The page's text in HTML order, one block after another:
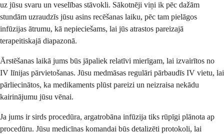
uz jūsu svaru un veselības stāvokli. Sākotnēji viņi ik pēc dažām
stundām uzraudzīs jūsu asins recēšanas laiku, pēc tam pielāgos
infūzijas ātrumu, kā nepieciešams, lai jūs atrastos pareizajā
terapeitiskajā diapazonā.
Ārstēšanas laikā jums būs jāpaliek relatīvi mierīgam, lai izvairītos no
IV līnijas pārvietošanas. Jūsu medmāsas regulāri pārbaudīs IV vietu, lai
pārliecinātos, ka medikaments plūst pareizi un neizraisa nekādu
kairinājumu jūsu vēnai.
Ja jums ir sirds procedūra, argatrobāna infūzija tiks rūpīgi plānota ap
procedūru. Jūsu medicīnas komandai būs detalizēti protokoli, lai